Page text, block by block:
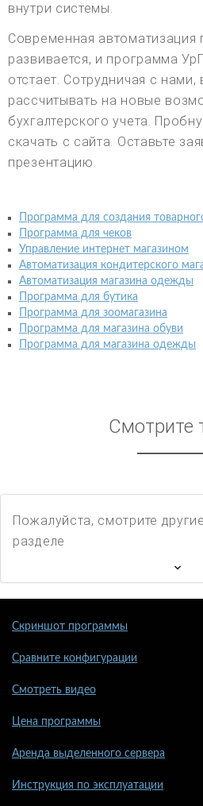
внутри системы.
Современная автоматизация
развивается, и программа
отстает. Сотрудничая с
рассчитывать на новые
бухгалтерского учета.
скачать с сайта. Оставьте
презентацию.
Программа для создания
Программа для чеков
Управление интернет магазином
Автоматизация кондитерского
Автоматизация магазина одежды
Программа для бутика
Программа для зоомагазина
Программа для магазина обуви
Программа для магазина одежды
Смотрите
Пожалуйста, смотрите
разделе
Скриншот программы
Сравните конфигурации
Смотреть видео
Цена программы
Аренда выделенного сервера
Инструкция по эксплуатации